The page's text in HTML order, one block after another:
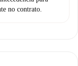
no contrato.